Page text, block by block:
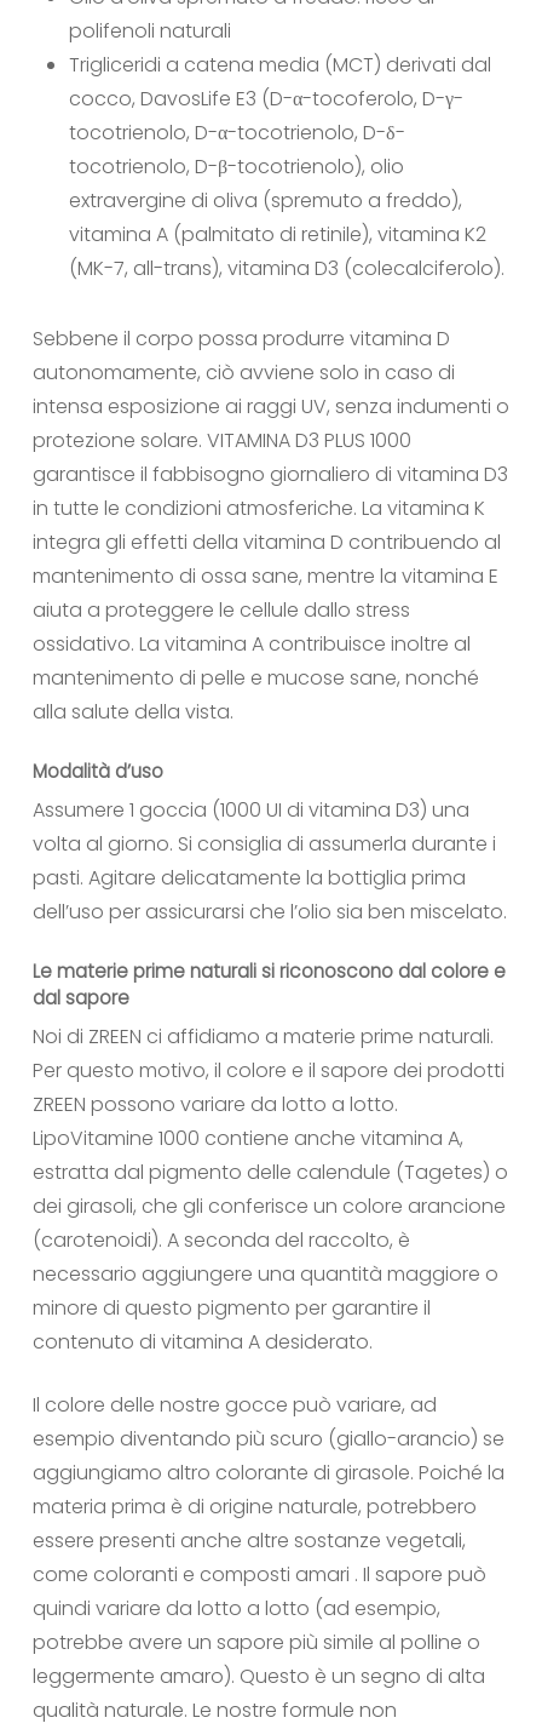
polifenoli naturali
Trigliceridi a catena media (MCT) derivati dal
cocco, DavosLife E3 (D-α-tocoferolo, D-γ-
tocotrienolo, D-α-tocotrienolo, D-δ-
tocotrienolo, D-β-tocotrienolo), olio
extravergine di oliva (spremuto a freddo),
vitamina A (palmitato di retinile), vitamina K2
(MK-7, all-trans), vitamina D3 (colecalciferolo).
Sebbene il corpo possa produrre vitamina D
autonomamente, ciò avviene solo in caso di
intensa esposizione ai raggi UV, senza indumenti o
protezione solare. VITAMINA D3 PLUS 1000
garantisce il fabbisogno giornaliero di vitamina D3
in tutte le condizioni atmosferiche. La vitamina K
integra gli effetti della vitamina D contribuendo al
mantenimento di ossa sane, mentre la vitamina E
aiuta a proteggere le cellule dallo stress
ossidativo. La vitamina A contribuisce inoltre al
mantenimento di pelle e mucose sane, nonché
alla salute della vista.
Modalità d’uso
Assumere 1 goccia (1000 UI di vitamina D3) una
volta al giorno. Si consiglia di assumerla durante i
pasti. Agitare delicatamente la bottiglia prima
dell’uso per assicurarsi che l’olio sia ben miscelato.
Le materie prime naturali si riconoscono dal colore e
dal sapore
Noi di ZREEN ci affidiamo a materie prime naturali.
Per questo motivo, il colore e il sapore dei prodotti
ZREEN possono variare da lotto a lotto.
LipoVitamine 1000 contiene anche vitamina A,
estratta dal pigmento delle calendule (Tagetes) o
dei girasoli, che gli conferisce un colore arancione
(carotenoidi). A seconda del raccolto, è
necessario aggiungere una quantità maggiore o
minore di questo pigmento per garantire il
contenuto di vitamina A desiderato.
Il colore delle nostre gocce può variare, ad
esempio diventando più scuro (giallo-arancio) se
aggiungiamo altro colorante di girasole. Poiché la
materia prima è di origine naturale, potrebbero
essere presenti anche altre sostanze vegetali,
come coloranti e composti amari . Il sapore può
quindi variare da lotto a lotto (ad esempio,
potrebbe avere un sapore più simile al polline o
leggermente amaro). Questo è un segno di alta
qualità naturale. Le nostre formule non